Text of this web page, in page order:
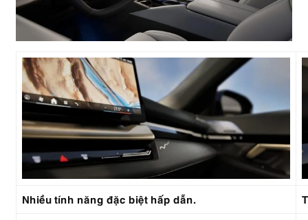
Nhiều tính năng đặc biệt hấp dẫn.